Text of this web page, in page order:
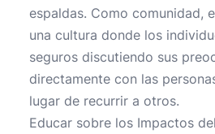
espaldas. Como comunidad,
una cultura donde los
seguros discutiendo sus
directamente con las
lugar de recurrir a otros.
Educar sobre los Impactos